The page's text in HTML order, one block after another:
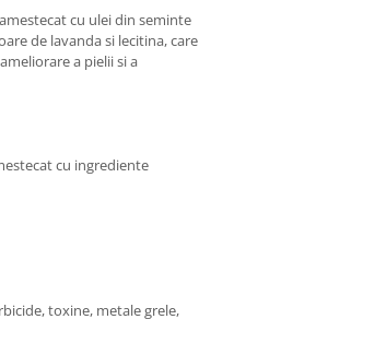
amestecat cu ulei din seminte
de lavanda si lecitina, care
a pielii si a
cu ingrediente
toxine, metale grele,